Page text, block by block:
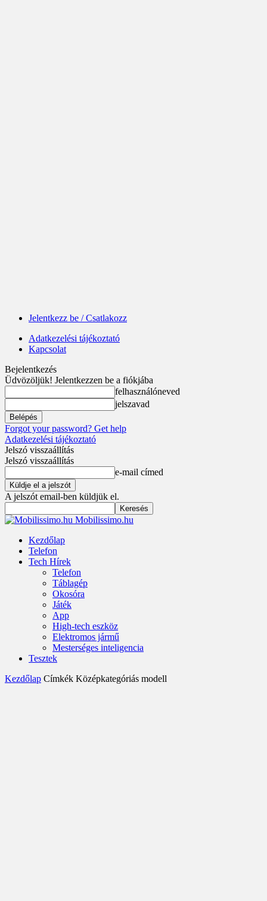
Jelentkezz be / Csatlakozz
Adatkezelési tájékoztató
Kapcsolat
Bejelentkezés
Üdvözöljük! Jelentkezzen be a fiókjába
felhasználóneved
jelszavad
Forgot your password? Get help
Adatkezelési tájékoztató
Jelszó visszaállítás
Jelszó visszaállítás
e-mail címed
A jelszót email-ben küldjük el.
Mobilissimo.hu
Kezdőlap
Telefon
Tech Hírek
Telefon
Táblagép
Okosóra
Játék
App
High-tech eszköz
Elektromos jármű
Mesterséges inteligencia
Tesztek
Kezdőlap Címkék Középkategóriás modell